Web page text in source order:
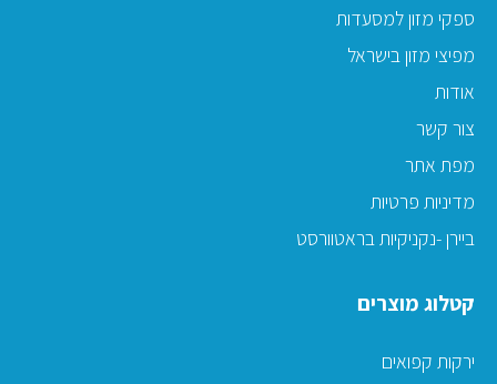
ספקי מזון למסעדות
מפיצי מזון בישראל
אודות
צור קשר
מפת אתר
מדיניות פרטיות
ביירן -נקניקיות בראטוורסט
קטלוג מוצרים
ירקות קפואים